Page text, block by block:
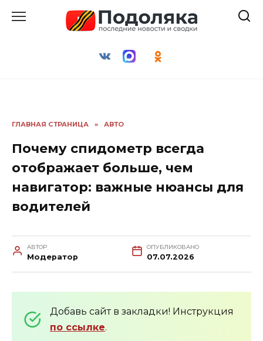
ГЛАВНАЯ СТРАНИЦА » АВТО
Почему спидометр всегда
отображает больше, чем
навигатор: важные нюансы для
водителей
АВТОР
Модератор
ОПУБЛИКОВАНО
07.07.2026
Добавь сайт в закладки! Инструкция
по ссылке.